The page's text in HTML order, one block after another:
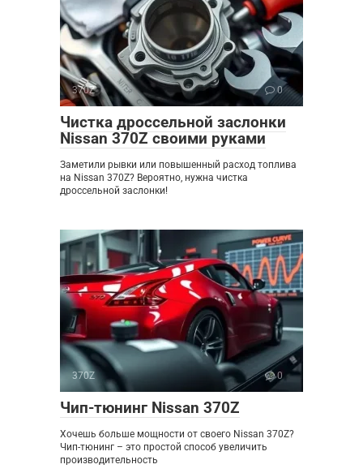
370Z 0
Чистка дроссельной заслонки
Nissan 370Z своими руками
Заметили рывки или повышенный расход топлива
на Nissan 370Z? Вероятно, нужна чистка
дроссельной заслонки!
370Z 0
Чип-тюнинг Nissan 370Z
Хочешь больше мощности от своего Nissan 370Z?
Чип-тюнинг – это простой способ увеличить
производительность